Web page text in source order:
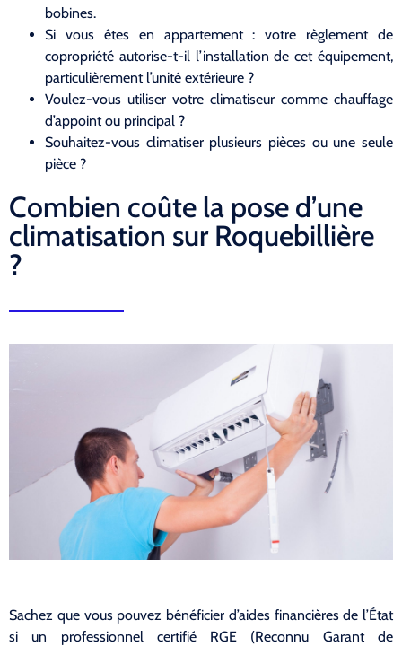
bobines.
Si vous êtes en appartement : votre règlement de
copropriété autorise-t-il l’installation de cet équipement,
particulièrement l’unité extérieure ?
Voulez-vous utiliser votre climatiseur comme chauffage
d’appoint ou principal ?
Souhaitez-vous climatiser plusieurs pièces ou une seule
pièce ?
Combien coûte la pose d’une
climatisation sur Roquebillière
?
Sachez que vous pouvez bénéficier d’aides financières de l’État
si un professionnel certifié RGE (Reconnu Garant de